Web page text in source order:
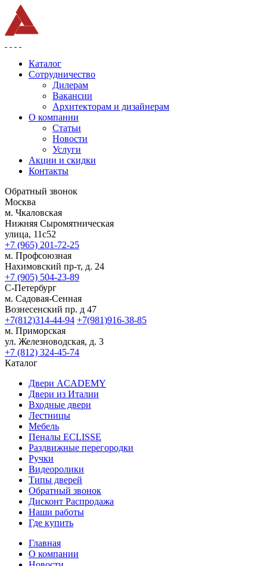
Каталог
Сотрудничество
Дилерам
Вакансии
Архитекторам и дизайнерам
О компании
Статьи
Новости
Услуги
Акции и скидки
Контакты
Обратный звонок
Москва
м. Чкаловская
Нижняя Сыромятническая
улица, 11с52
+7 (965) 201-72-25
м. Профсоюзная
Нахимовский пр-т, д. 24
+7 (905) 504-23-89
С-Петербург
м. Садовая-Сенная
Вознесенский пр. д 47
+7(812)314-44-94 +7(981)916-38-85
м. Приморская
ул. Железноводская, д. 3
+7 (812) 324-45-74
Каталог
Двери ACADEMY
Двери из Италии
Входные двери
Лестницы
Мебель
Пеналы ECLISSE
Раздвижные перегородки
Ручки
Видеоролики
Типы дверей
Обратный звонок
Дисконт Распродажа
Наши работы
Где купить
Главная
О компании